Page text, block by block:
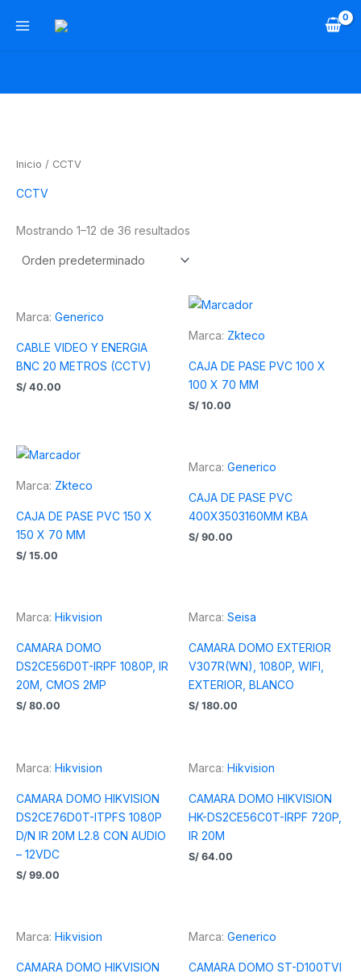
Inicio / CCTV
CCTV
Mostrando 1–12 de 36 resultados
Marca: Generico
CABLE VIDEO Y ENERGIA
BNC 20 METROS (CCTV)
S/ 40.00
Marca: Zkteco
CAJA DE PASE PVC 100 X
100 X 70 MM
S/ 10.00
Marca: Zkteco
CAJA DE PASE PVC 150 X
150 X 70 MM
S/ 15.00
Marca: Generico
CAJA DE PASE PVC
400X3503160MM KBA
S/ 90.00
Marca: Hikvision
CAMARA DOMO
DS2CE56D0T-IRPF 1080P, IR
20M, CMOS 2MP
S/ 80.00
Marca: Seisa
CAMARA DOMO EXTERIOR
V307R(WN), 1080P, WIFI,
EXTERIOR, BLANCO
S/ 180.00
Marca: Hikvision
CAMARA DOMO HIKVISION
DS2CE76D0T-ITPFS 1080P
D/N IR 20M L2.8 CON AUDIO
– 12VDC
S/ 99.00
Marca: Hikvision
CAMARA DOMO HIKVISION
HK-DS2CE56C0T-IRPF 720P,
IR 20M
S/ 64.00
Marca: Hikvision
CAMARA DOMO HIKVISION
Marca: Generico
CAMARA DOMO ST-D100TVI